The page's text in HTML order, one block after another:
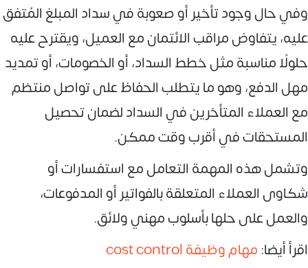
وفي حال وجود تأخير أو صعوبة في سداد المبلغ المُتفق
عليه، يتفاوض مراقب الائتمان مع العميل، ويقترح عليه
حلولًا مناسبة مثل خطط السداد، أو الخصومات، أو تمديد
مهل الدفع، وهو ما يتطلب الحفاظ على تواصل منتظم
مع العملاء المتأخرين في السداد لضمان تحصيل
المستحقات في أقرب وقت ممكن.
وتشمل هذه المهمة التعامل مع استفسارات أو
شكاوى العملاء المتعلقة بالفواتير أو المدفوعات،
والعمل على حلها بأسلوب مهني ولائق.
اقرأ أيضا:مهام وظيفة cost control